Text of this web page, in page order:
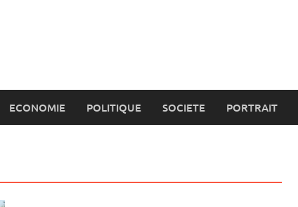
ECONOMIE POLITIQUE SOCIETE PORTRAIT